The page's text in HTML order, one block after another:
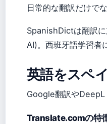
日常的な翻訳だけで
SpanishDictは翻訳
AI)。西班牙語学習者
英語をスペ
Google翻訳やDeepL
Translate.comの特